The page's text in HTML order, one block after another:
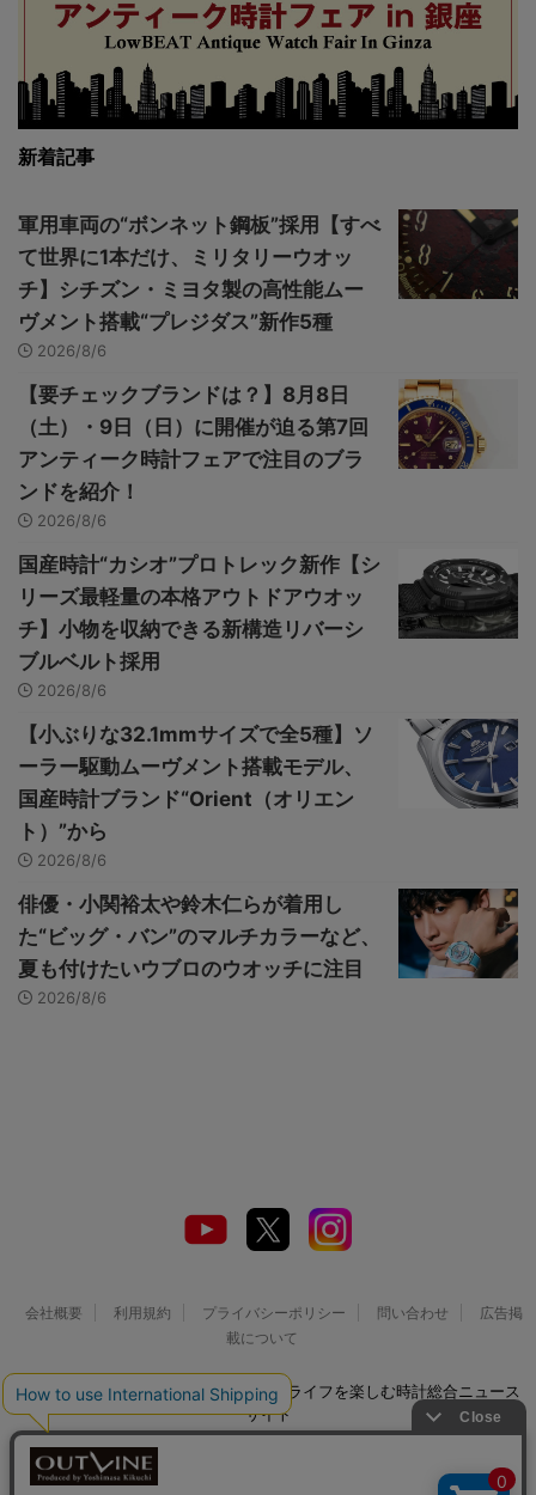
新着記事
軍用車両の“ボンネット鋼板”採用【すべ
て世界に1本だけ、ミリタリーウオッ
チ】シチズン・ミヨタ製の高性能ムー
ヴメント搭載“プレジダス”新作5種
2026/8/6
【要チェックブランドは？】8月8日
（土）・9日（日）に開催が迫る第7回
アンティーク時計フェアで注目のブラ
ンドを紹介！
2026/8/6
国産時計“カシオ”プロトレック新作【シ
リーズ最軽量の本格アウトドアウオッ
チ】小物を収納できる新構造リバーシ
ブルベルト採用
2026/8/6
【小ぶりな32.1mmサイズで全5種】ソ
ーラー駆動ムーヴメント搭載モデル、
国産時計ブランド“Orient（オリエン
ト）”から
2026/8/6
俳優・小関裕太や鈴木仁らが着用し
た“ビッグ・バン”のマルチカラーなど、
夏も付けたいウブロのウオッチに注目
2026/8/6
会社概要 利用規約 プライバシーポリシー 問い合わせ
広告掲
載について
© 2026 Watch LIFE NEWS｜ウオッチライフを楽しむ時計総合ニュース
サイト